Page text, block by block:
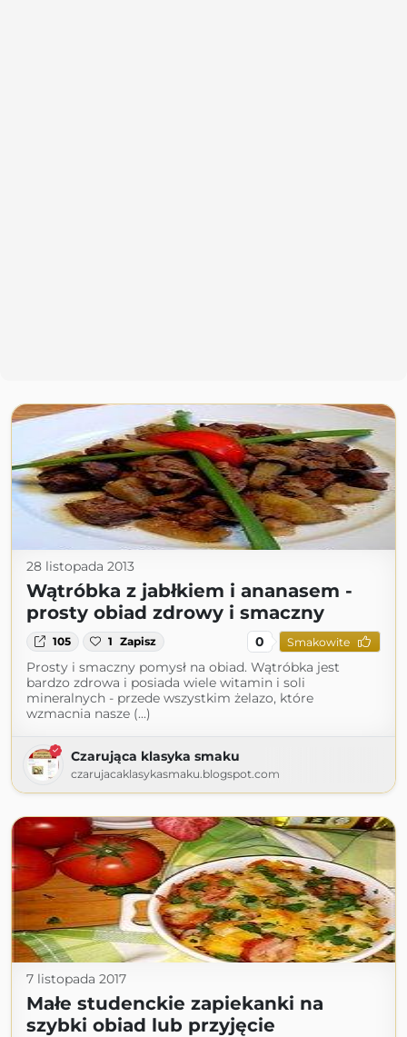
28 listopada 2013
Wątróbka z jabłkiem i ananasem -
prosty obiad zdrowy i smaczny
105 1 Zapisz 0 Smakowite
Prosty i smaczny pomysł na obiad. Wątróbka jest
bardzo zdrowa i posiada wiele witamin i soli
mineralnych - przede wszystkim żelazo, które
wzmacnia nasze (...)
Czarująca klasyka smaku
czarujacaklasykasmaku.blogspot.com
7 listopada 2017
Małe studenckie zapiekanki na
szybki obiad lub przyjęcie